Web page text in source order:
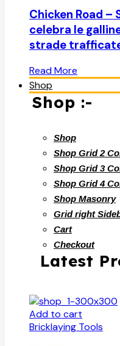
Chicken Road –
celebra le
strade
Read More
Shop
Shop :-
Shop
Shop Grid 2
Shop Grid 3
Shop Grid 4
Shop Masonry
Grid right
Cart
Checkout
Latest
Add to cart
Bricklaying Tools